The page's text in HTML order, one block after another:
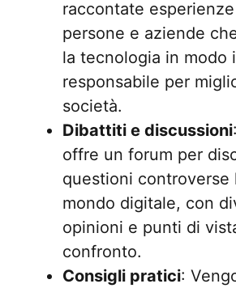
raccontate
persone e aziende
la tecnologia in modo
responsabile per
società.
Dibattiti e discussioni
offre un forum per
questioni controverse
mondo digitale, con
opinioni e punti di
confronto.
Consigli pratici: